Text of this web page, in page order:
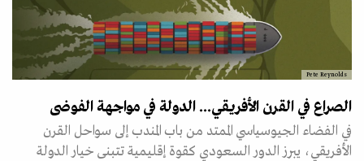
Pete Reynolds
الصراع في القرن الأفريقي... الدولة في مواجهة الفوضى
في الفضاء الجيوسياسي الممتد من باب المندب إلى سواحل القرن
الأفريقي، يبرز الدور السعودي كقوة إقليمية تتبنى خيار الدولة